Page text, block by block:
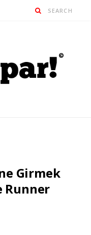
Girmek
Runner